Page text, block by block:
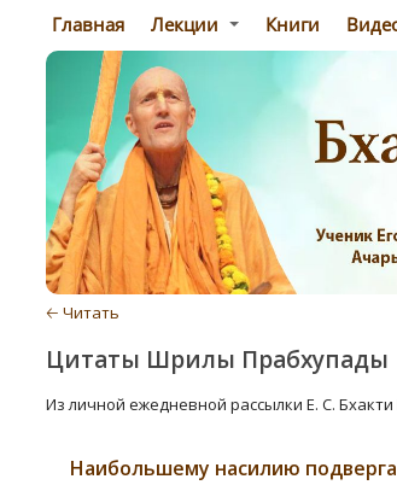
Главная Лекции Книги
🡠 Читать
Цитаты Шрилы Прабхупады
Из личной ежедневной рассылки Е. С.
Наибольшему насилию